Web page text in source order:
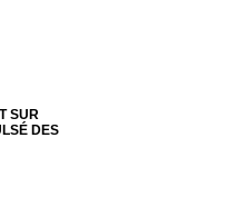
SUR
DES